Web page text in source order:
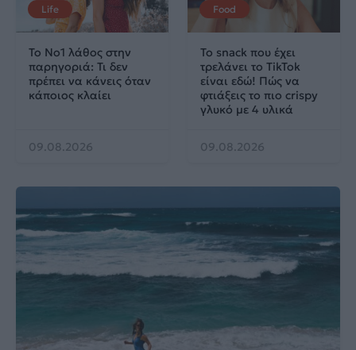
Life
Το No1 λάθος στην
παρηγοριά: Τι δεν
πρέπει να κάνεις όταν
κάποιος κλαίει
09.08.2026
Food
Το snack που έχει
τρελάνει το TikTok
είναι εδώ! Πώς να
φτιάξεις το πιο crispy
γλυκό με 4 υλικά
09.08.2026